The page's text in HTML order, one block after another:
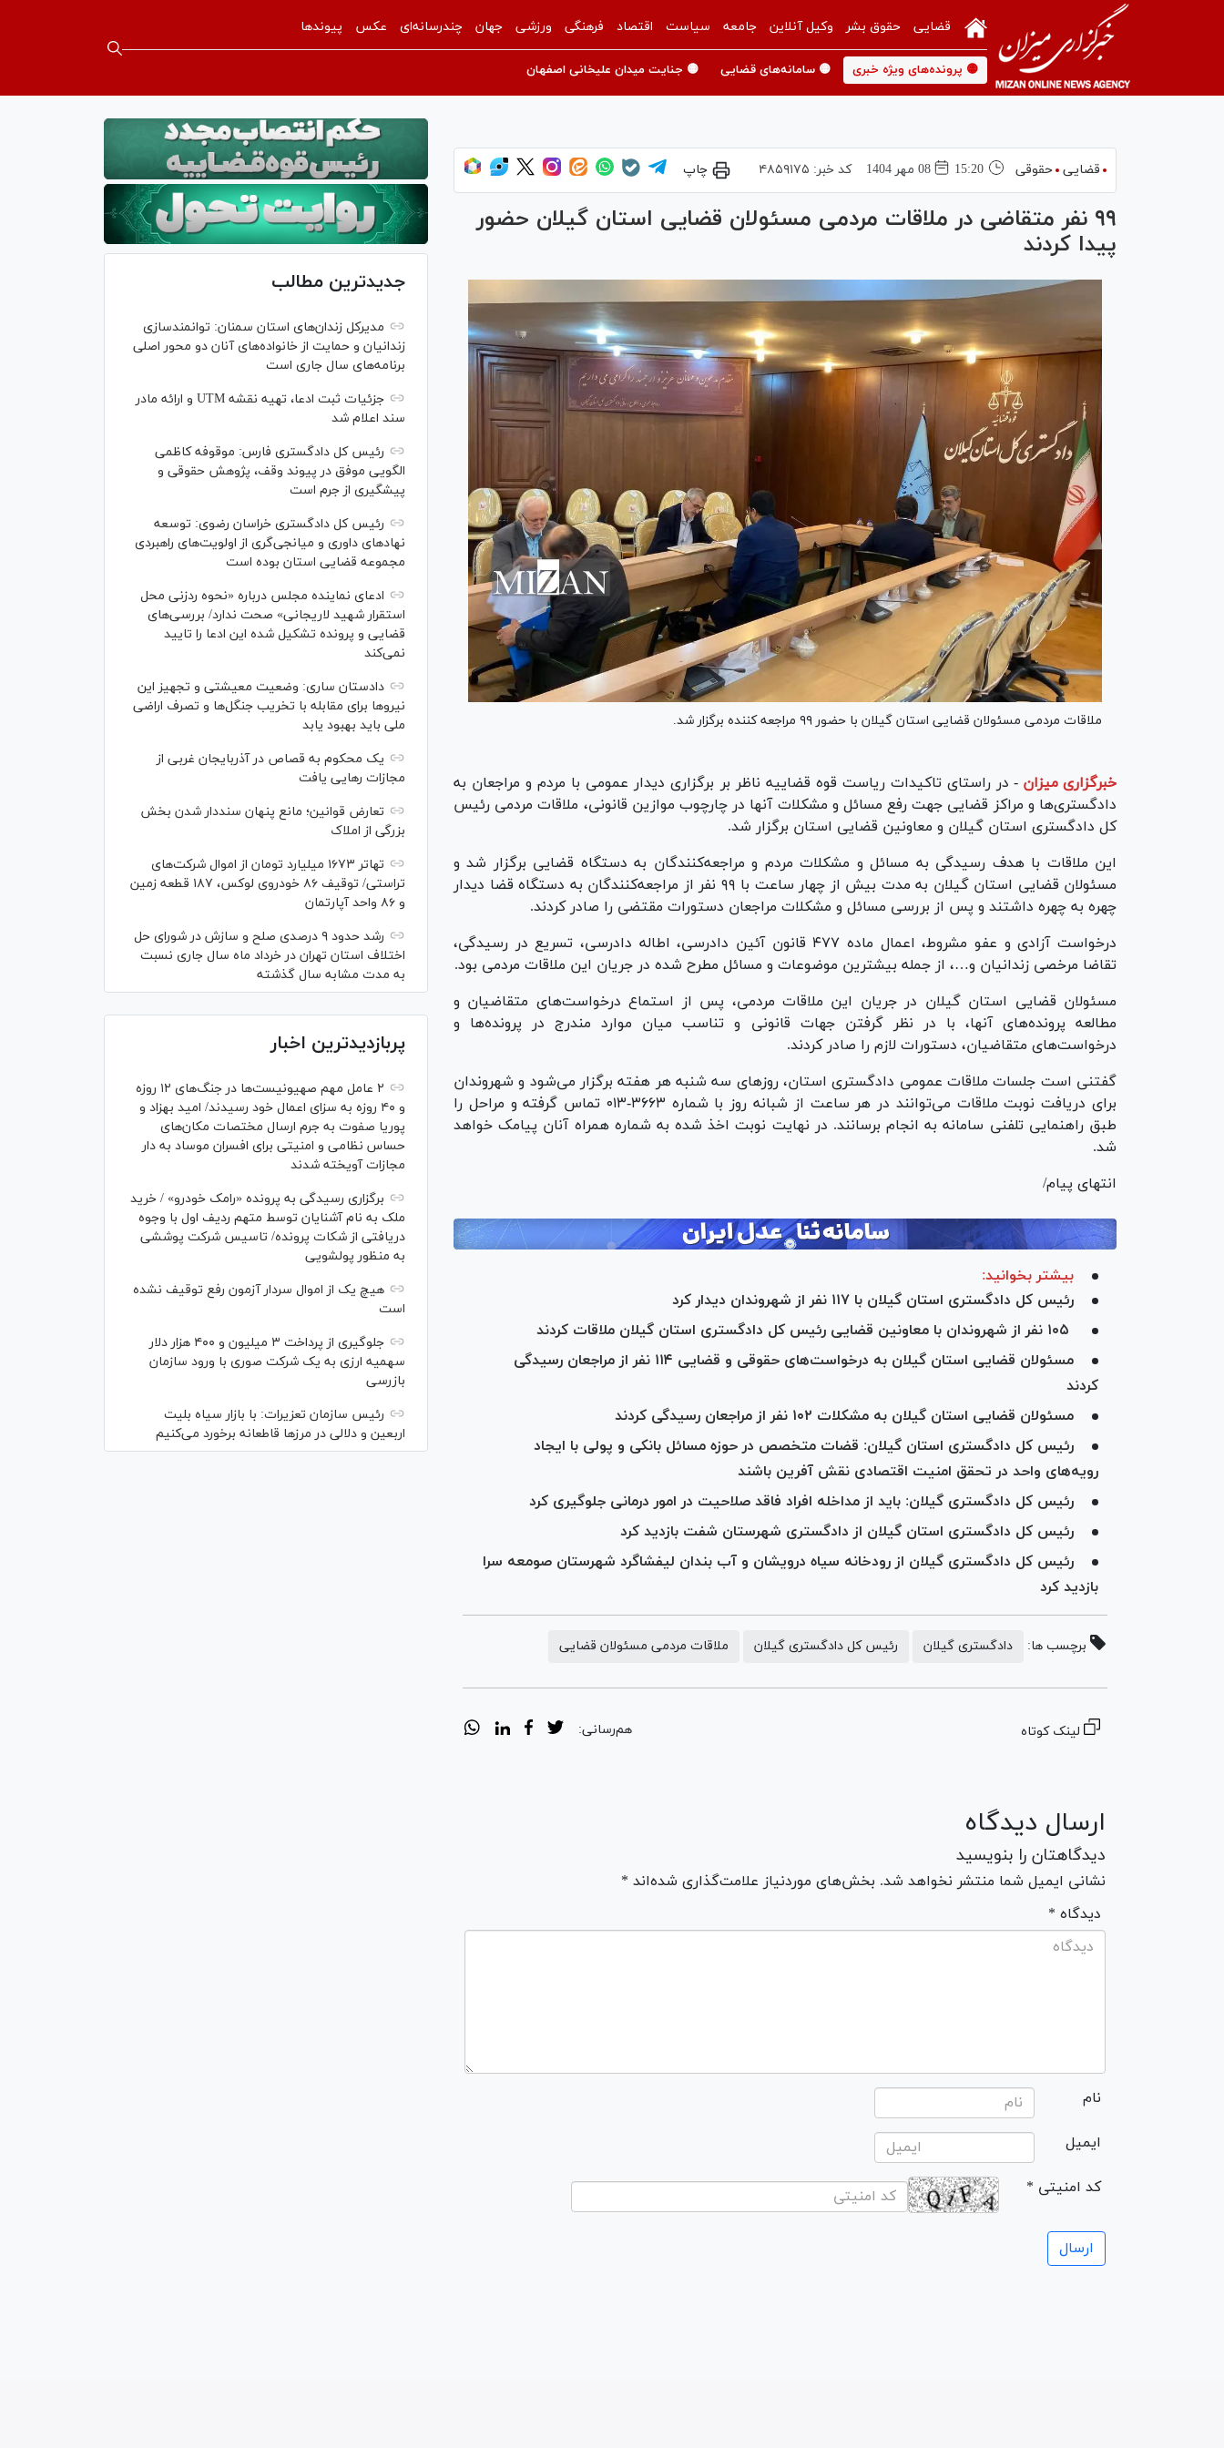
قضایی حقوق بشر وکیل آنلاین جامعه سیاست اقتصاد فرهنگی ورزشی جهان چندرسانه‌ای عکس پیوندها
🟡 پرونده‌های ویژه خبری 🟡 سامانه‌های قضایی 🟡 جنایت میدان علیخانی اصفهان
قضایی حقوقی 15:20 08 مهر 1404 کد خبر: ۴۸۵۹۱۷۵ چاپ
۹۹ نفر متقاضی در ملاقات مردمی مسئولان قضایی استان گیلان حضور
پیدا کردند
ملاقات مردمی مسئولان قضایی استان گیلان با حضور ۹۹ مراجعه کننده برگزار شد.
خبرگزاری میزان - در راستای تاکیدات ریاست قوه قضاییه ناظر بر برگزاری دیدار عمومی با مردم و مراجعان به
دادگستری‌ها و مراکز قضایی جهت رفع مسائل و مشکلات آنها در چارچوب موازین قانونی، ملاقات مردمی رئیس
کل دادگستری استان گیلان و معاونین قضایی استان برگزار شد.
این ملاقات با هدف رسیدگی به مسائل و مشکلات مردم و مراجعه‌کنندگان به دستگاه قضایی برگزار شد و
مسئولان قضایی استان گیلان به مدت بیش از چهار ساعت با ۹۹ نفر از مراجعه‌کنندگان به دستگاه قضا دیدار
چهره به چهره داشتند و پس از بررسی مسائل و مشکلات مراجعان دستورات مقتضی را صادر کردند.
درخواست آزادی و عفو مشروط، اعمال ماده ۴۷۷ قانون آئین دادرسی، اطاله دادرسی، تسریع در رسیدگی،
تقاضا مرخصی زندانیان و…، از جمله بیشترین موضوعات و مسائل مطرح شده در جریان این ملاقات مردمی بود.
مسئولان قضایی استان گیلان در جریان این ملاقات مردمی، پس از استماع درخواست‌های متقاضیان و
مطالعه پرونده‌های آنها، با در نظر گرفتن جهات قانونی و تناسب میان موارد مندرج در پرونده‌ها و
درخواست‌های متقاضیان، دستورات لازم را صادر کردند.
گفتنی است جلسات ملاقات عمومی دادگستری استان، روز‌های سه شنبه هر هفته برگزار می‌شود و شهروندان
برای دریافت نوبت ملاقات می‌توانند در هر ساعت از شبانه روز با شماره ۳۶۶۳-۰۱۳ تماس گرفته و مراحل را
طبق راهنمایی تلفنی سامانه به انجام برسانند. در نهایت نوبت اخذ شده به شماره همراه آنان پیامک خواهد
شد.
انتهای پیام/
بیشتر بخوانید:
رئیس کل دادگستری استان گیلان با ۱۱۷ نفر از شهروندان دیدار کرد
مسئولان قضایی استان گیلان به درخواست‌های حقوقی و قضایی ۱۱۴ نفر از مراجعان رسیدگی
کردند
مسئولان قضایی استان گیلان به مشکلات ۱۰۲ نفر از مراجعان رسیدگی کردند
رئیس کل دادگستری استان گیلان: قضات متخصص در حوزه مسائل بانکی و پولی با ایجاد
رویه‌های واحد در تحقق امنیت اقتصادی نقش آفرین باشند
رئیس کل دادگستری گیلان: باید از مداخله افراد فاقد صلاحیت در امور درمانی جلوگیری کرد
رئیس کل دادگستری استان گیلان از دادگستری شهرستان شفت بازدید کرد
رئیس کل دادگستری گیلان از رودخانه سیاه درویشان و آب بندان لیفشاگرد شهرستان صومعه سرا
بازدید کرد
برچسب ها: دادگستری گیلان رئیس کل دادگستری گیلان ملاقات مردمی مسئولان قضایی
لینک کوتاه هم‌رسانی:
ارسال دیدگاه
دیدگاهتان را بنویسید
نشانی ایمیل شما منتشر نخواهد شد. بخش‌های موردنیاز علامت‌گذاری شده‌اند *
* دیدگاه
نام
ایمیل
* کد امنیتی
جدیدترین مطالب
مدیرکل زندان‌های استان سمنان: توانمندسازی
زندانیان و حمایت از خانواده‌های آنان دو محور اصلی
برنامه‌های سال جاری است
جزئیات ثبت ادعا، تهیه نقشه UTM و ارائه مادر
سند اعلام شد
رئیس کل دادگستری فارس: موقوفه کاظمی
الگویی موفق در پیوند وقف، پژوهش حقوقی و
پیشگیری از جرم است
رئیس کل دادگستری خراسان رضوی: توسعه
نهاد‌های داوری و میانجی‌گری از اولویت‌های راهبردی
مجموعه قضایی استان بوده است
ادعای نماینده مجلس درباره «نحوه ردزنی محل
استقرار شهید لاریجانی» صحت ندارد/ بررسی‌های
قضایی و پرونده تشکیل شده این ادعا را تایید
نمی‌کند
دادستان ساری: وضعیت معیشتی و تجهیز این
نیرو‌ها برای مقابله با تخریب جنگل‌ها و تصرف اراضی
ملی باید بهبود یابد
یک محکوم به قصاص در آذربایجان‌ غربی از
مجازات رهایی یافت
تعارض قوانین؛ مانع پنهان سنددار شدن بخش
بزرگی از املاک
تهاتر ۱۶۷۳ میلیارد تومان از اموال شرکت‌های
تراستی/ توقیف ۸۶ خودروی لوکس، ۱۸۷ قطعه زمین
و ۸۶ واحد آپارتمان
رشد حدود ۹ درصدی صلح و سازش در شورای حل
اختلاف استان تهران در خرداد ماه سال جاری نسبت
به مدت مشابه سال گذشته
پربازدیدترین اخبار
۲ عامل مهم صهیونیست‌ها در جنگ‌های ۱۲ روزه
و ۴۰ روزه به سزای اعمال خود رسیدند/ امید بهزاد و
پوریا صفوت به جرم ارسال مختصات مکان‌های
حساس نظامی و امنیتی برای افسران موساد به دار
مجازات آویخته شدند
برگزاری رسیدگی به پرونده «رامک خودرو» / خرید
ملک به نام آشنایان توسط متهم ردیف اول با وجوه
دریافتی از شکات پرونده/ تاسیس شرکت پوششی
به منظور پولشویی
هیچ یک از اموال سردار آزمون رفع توقیف نشده
است
جلوگیری از پرداخت ۳ میلیون و ۴۰۰ هزار دلار
سهمیه ارزی به یک شرکت صوری با ورود سازمان
بازرسی
رئیس سازمان تعزیرات: با بازار سیاه بلیت
اربعین و دلالی در مرز‌ها قاطعانه برخورد می‌کنیم